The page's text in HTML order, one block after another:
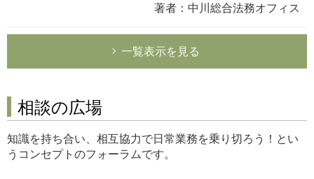
著者：中川総合法務オフィス
一覧表示を見る
相談の広場
知識を持ち合い、相互協力で日常業務を乗り切ろう！とい
うコンセプトのフォーラムです。